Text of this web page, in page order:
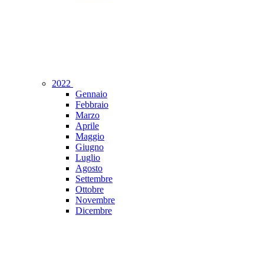
2022
Gennaio
Febbraio
Marzo
Aprile
Maggio
Giugno
Luglio
Agosto
Settembre
Ottobre
Novembre
Dicembre